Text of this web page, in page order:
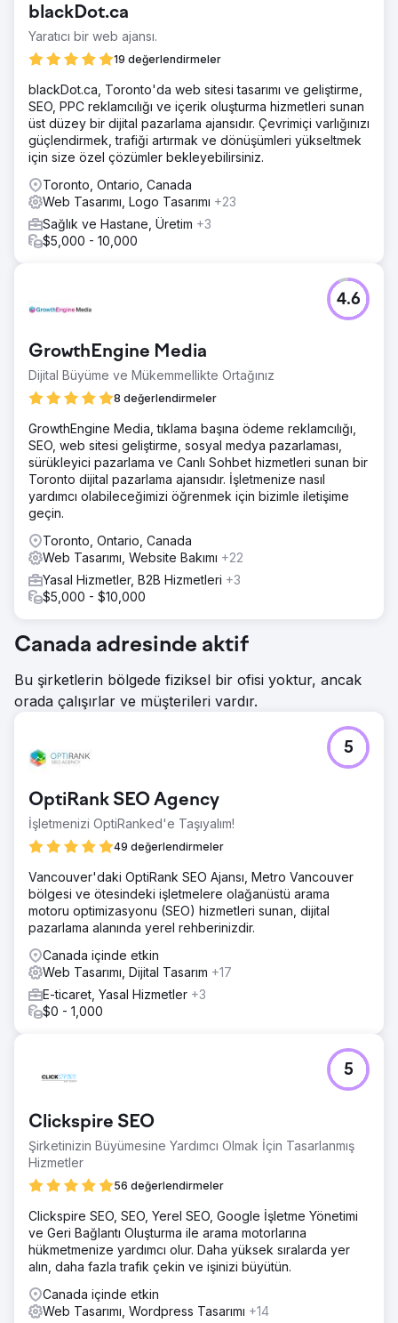
blackDot.ca
Yaratıcı bir web ajansı.
19 değerlendirmeler
blackDot.ca, Toronto'da web sitesi tasarımı ve geliştirme,
SEO, PPC reklamcılığı ve içerik oluşturma hizmetleri sunan
üst düzey bir dijital pazarlama ajansıdır. Çevrimiçi varlığınızı
güçlendirmek, trafiği artırmak ve dönüşümleri yükseltmek
için size özel çözümler bekleyebilirsiniz.
Toronto, Ontario, Canada
Web Tasarımı, Logo Tasarımı +23
Sağlık ve Hastane, Üretim +3
$5,000 - 10,000
GrowthEngine Media
Dijital Büyüme ve Mükemmellikte Ortağınız
8 değerlendirmeler
4.6
GrowthEngine Media, tıklama başına ödeme reklamcılığı,
SEO, web sitesi geliştirme, sosyal medya pazarlaması,
sürükleyici pazarlama ve Canlı Sohbet hizmetleri sunan bir
Toronto dijital pazarlama ajansıdır. İşletmenize nasıl
yardımcı olabileceğimizi öğrenmek için bizimle iletişime
geçin.
Toronto, Ontario, Canada
Web Tasarımı, Website Bakımı +22
Yasal Hizmetler, B2B Hizmetleri +3
$5,000 - $10,000
Canada adresinde aktif
Bu şirketlerin bölgede fiziksel bir ofisi yoktur, ancak
orada çalışırlar ve müşterileri vardır.
OptiRank SEO Agency
İşletmenizi OptiRanked'e Taşıyalım!
49 değerlendirmeler
5
Vancouver'daki OptiRank SEO Ajansı, Metro Vancouver
bölgesi ve ötesindeki işletmelere olağanüstü arama
motoru optimizasyonu (SEO) hizmetleri sunan, dijital
pazarlama alanında yerel rehberinizdir.
Canada içinde etkin
Web Tasarımı, Dijital Tasarım +17
E-ticaret, Yasal Hizmetler +3
$0 - 1,000
Clickspire SEO
Şirketinizin Büyümesine Yardımcı Olmak İçin Tasarlanmış
Hizmetler
56 değerlendirmeler
5
Clickspire SEO, SEO, Yerel SEO, Google İşletme Yönetimi
ve Geri Bağlantı Oluşturma ile arama motorlarına
hükmetmenize yardımcı olur. Daha yüksek sıralarda yer
alın, daha fazla trafik çekin ve işinizi büyütün.
Canada içinde etkin
Web Tasarımı, Wordpress Tasarımı +14